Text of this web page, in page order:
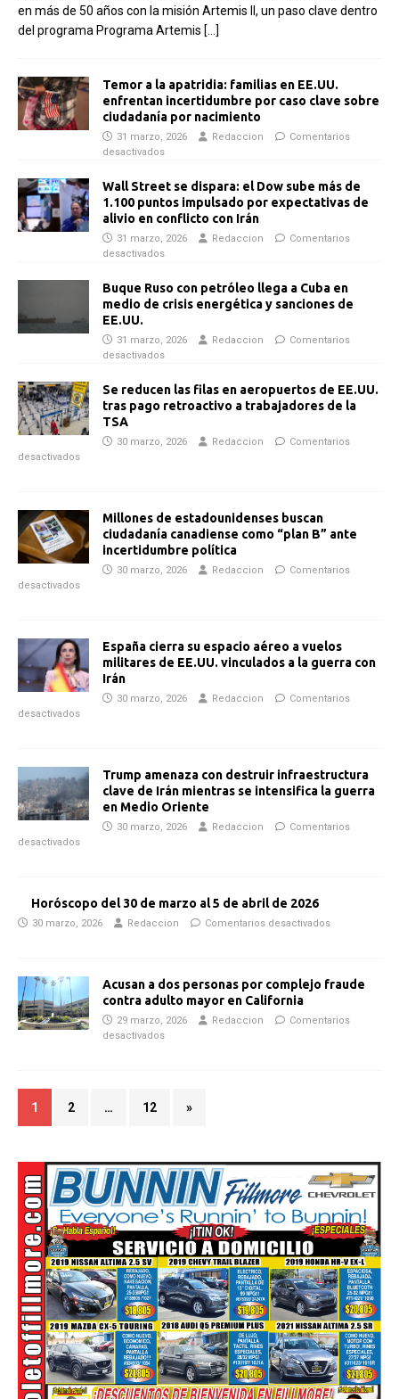
en más de 50 años con la misión Artemis II, un paso clave dentro
del programa Programa Artemis […]
Temor a la apatridia: familias en EE.UU.
enfrentan incertidumbre por caso clave sobre
ciudadanía por nacimiento
31 marzo, 2026 Redaccion
Comentarios
desactivados
Wall Street se dispara: el Dow sube más de
1.100 puntos impulsado por expectativas de
alivio en conflicto con Irán
31 marzo, 2026 Redaccion
Comentarios
desactivados
Buque Ruso con petróleo llega a Cuba en
medio de crisis energética y sanciones de
EE.UU.
31 marzo, 2026 Redaccion
Comentarios
desactivados
Se reducen las filas en aeropuertos de EE.UU.
tras pago retroactivo a trabajadores de la
TSA
30 marzo, 2026 Redaccion
Comentarios
desactivados
Millones de estadounidenses buscan
ciudadanía canadiense como “plan B” ante
incertidumbre política
30 marzo, 2026 Redaccion
Comentarios
desactivados
España cierra su espacio aéreo a vuelos
militares de EE.UU. vinculados a la guerra con
Irán
30 marzo, 2026 Redaccion
Comentarios
desactivados
Trump amenaza con destruir infraestructura
clave de Irán mientras se intensifica la guerra
en Medio Oriente
30 marzo, 2026 Redaccion
Comentarios
desactivados
Horóscopo del 30 de marzo al 5 de abril de 2026
30 marzo, 2026 Redaccion Comentarios desactivados
Acusan a dos personas por complejo fraude
contra adulto mayor en California
29 marzo, 2026 Redaccion
Comentarios
desactivados
1 2 … 12 »